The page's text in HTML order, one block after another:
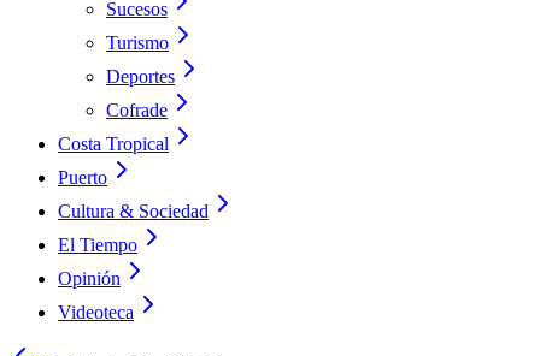
Sucesos
Turismo
Deportes
Cofrade
Costa Tropical
Puerto
Cultura & Sociedad
El Tiempo
Opinión
Videoteca